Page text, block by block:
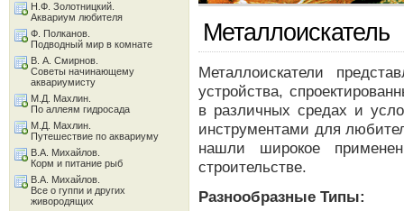
Металлоискатель
Металлоискатели
устройства,
в различных средах и
инструментами для
нашли широкое
строительстве.
Разнообразные Типы:
Н.Ф. Золотницкий.
Аквариум любителя
Ф. Полканов.
Подводный мир в комнате
В. А. Смирнов.
Советы начинающему
аквариумисту
М.Д. Махлин.
По аллеям гидросада
М.Д. Махлин.
Путешествие по аквариуму
В.А. Михайлов.
Корм и питание рыб
В.А. Михайлов.
Все о гуппи и других
живородящих